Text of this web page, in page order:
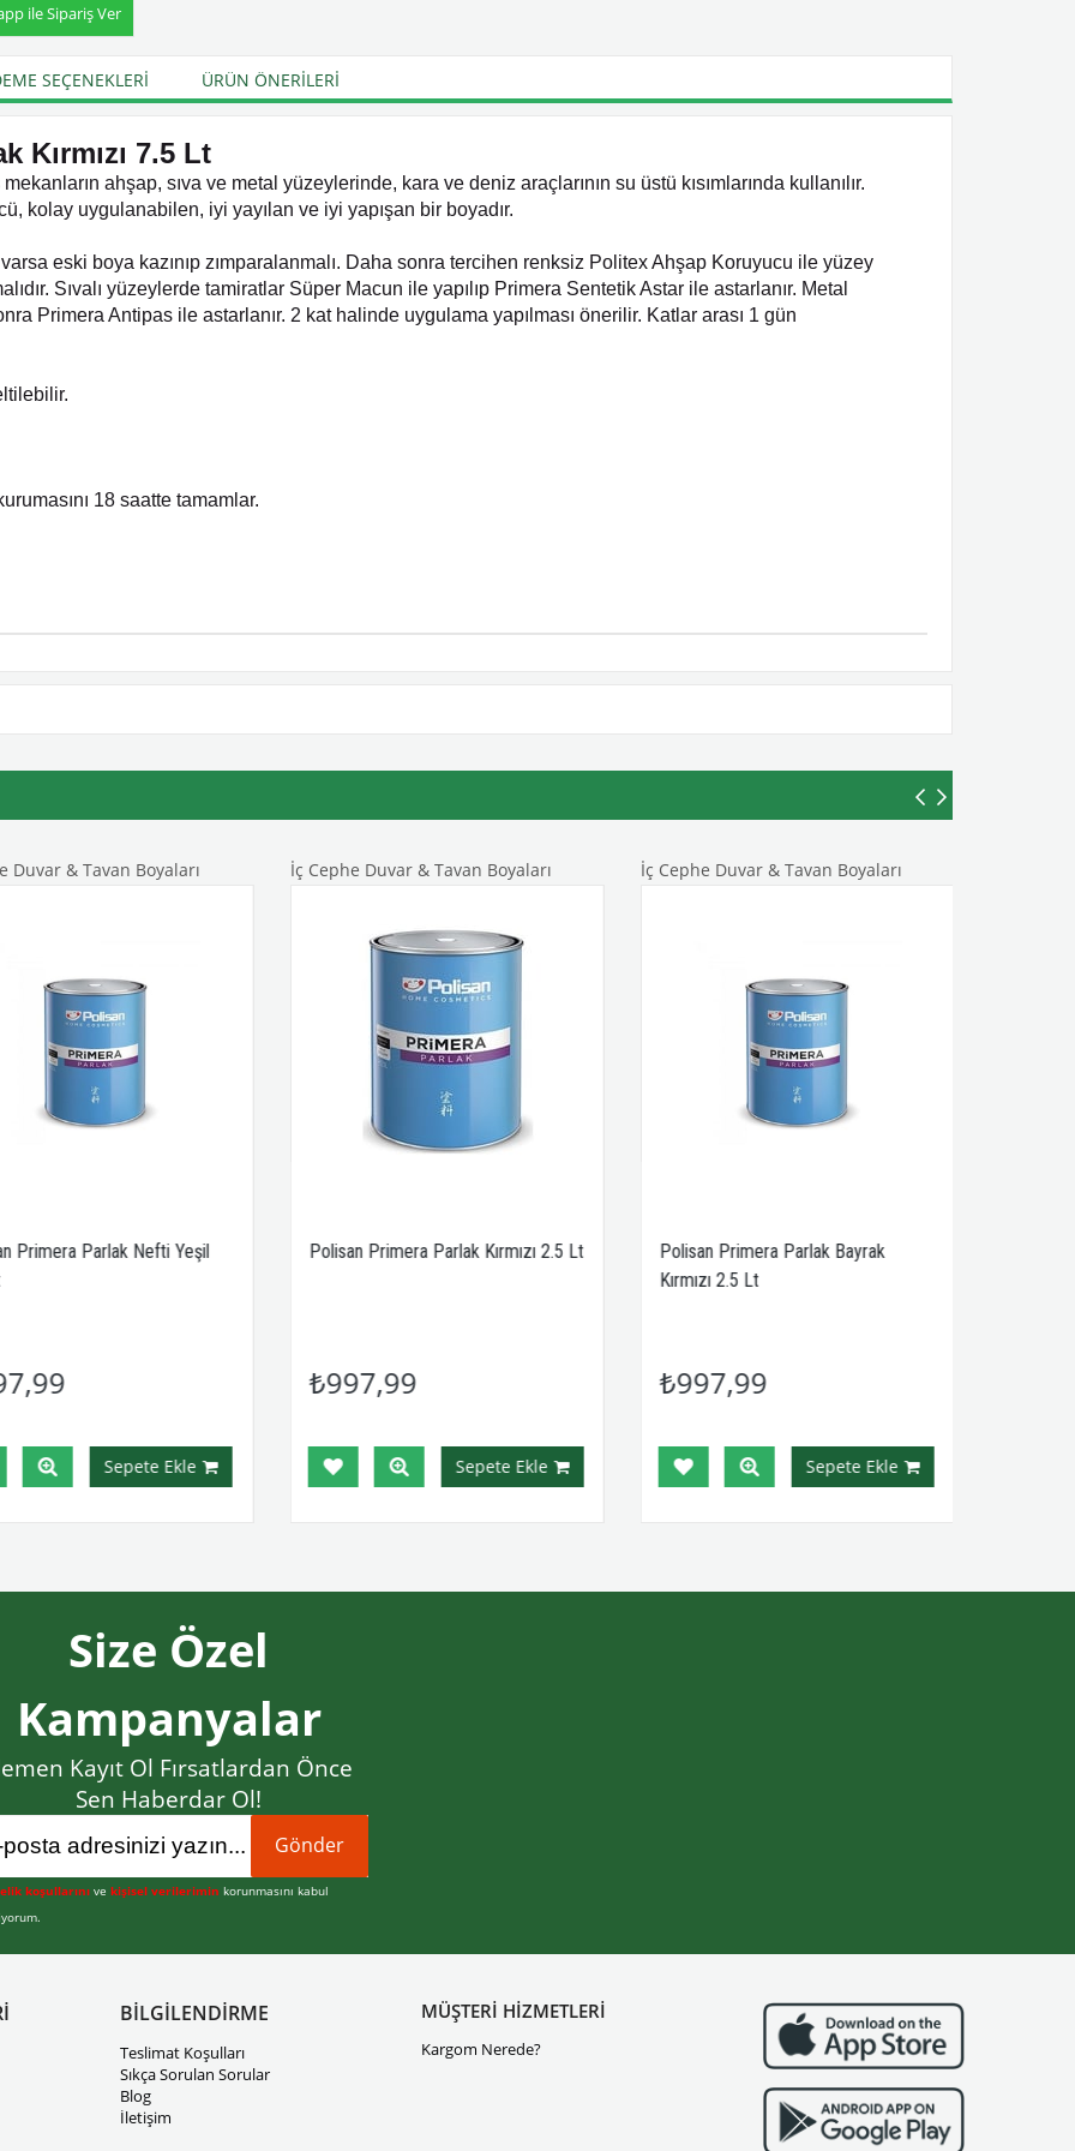
ile Sipariş Ver
SEÇENEKLERI ÜRÜN ÖNERILERI
Kırmızı 7.5 Lt
ahşap, sıva ve metal yüzeylerinde, kara ve deniz araçlarının su üstü kısımlarında kullanılır.
kolay uygulanabilen, iyi yayılan ve iyi yapışan bir boyadır.
eski boya kazınıp zımparalanmalı. Daha sonra tercihen renksiz Politex Ahşap Koruyucu ile yüzey
Sıvalı yüzeylerde tamiratlar Süper Macun ile yapılıp Primera Sentetik Astar ile astarlanır. Metal
Primera Antipas ile astarlanır. 2 kat halinde uygulama yapılması önerilir. Katlar arası 1 gün
18 saatte tamamlar.
Duvar & Tavan Boyaları
Primera Parlak Nefti Yeşil
Sepete Ekle
İç Cephe Duvar & Tavan Boyaları
Polisan Primera Parlak Kırmızı 2.5 Lt
₺997,99
Sepete Ekle
İç Cephe Duvar & Tavan Boyaları
Polisan Primera Parlak Bayrak
Kırmızı 2.5 Lt
₺997,99
Sepete Ekle
Size Özel
Kampanyalar
Kayıt Ol Fırsatlardan Önce
Sen Haberdar Ol!
Gönder
koşullarını vekişisel verilerimin korunmasını kabul
BİLGİLENDİRME
Teslimat Koşulları
Sıkça Sorulan Sorular
Blog
İletişim
MÜŞTERİ HİZMETLERİ
Kargom Nerede?